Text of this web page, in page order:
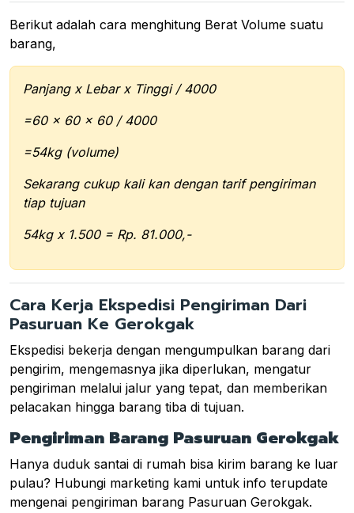
Berikut adalah cara menghitung Berat Volume suatu
barang,
Panjang x Lebar x Tinggi / 4000
=60 x 60 x 60 / 4000
=54kg (volume)
Sekarang cukup kali kan dengan tarif pengiriman
tiap tujuan
54kg x 1.500 = Rp. 81.000,-
Cara Kerja Ekspedisi Pengiriman Dari
Pasuruan Ke Gerokgak
Ekspedisi bekerja dengan mengumpulkan barang dari
pengirim, mengemasnya jika diperlukan, mengatur
pengiriman melalui jalur yang tepat, dan memberikan
pelacakan hingga barang tiba di tujuan.
Pengiriman Barang Pasuruan Gerokgak
Hanya duduk santai di rumah bisa kirim barang ke luar
pulau? Hubungi marketing kami untuk info terupdate
mengenai pengiriman barang Pasuruan Gerokgak.